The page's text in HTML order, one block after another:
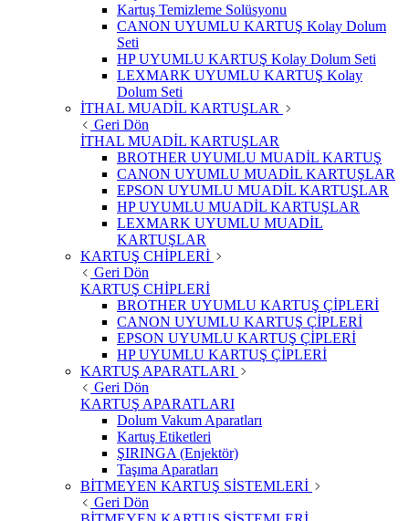
Kartuş Temizleme Solüsyonu
CANON UYUMLU KARTUŞ Kolay Dolum
Seti
HP UYUMLU KARTUŞ Kolay Dolum Seti
LEXMARK UYUMLU KARTUŞ Kolay
Dolum Seti
İTHAL MUADİL KARTUŞLAR
Geri Dön
İTHAL MUADİL KARTUŞLAR
BROTHER UYUMLU MUADİL KARTUŞ
CANON UYUMLU MUADİL KARTUŞLAR
EPSON UYUMLU MUADİL KARTUŞLAR
HP UYUMLU MUADİL KARTUŞLAR
LEXMARK UYUMLU MUADİL
KARTUŞLAR
KARTUŞ CHİPLERİ
Geri Dön
KARTUŞ CHİPLERİ
BROTHER UYUMLU KARTUŞ ÇİPLERİ
CANON UYUMLU KARTUŞ ÇİPLERİ
EPSON UYUMLU KARTUŞ ÇİPLERİ
HP UYUMLU KARTUŞ ÇİPLERİ
KARTUŞ APARATLARI
Geri Dön
KARTUŞ APARATLARI
Dolum Vakum Aparatları
Kartuş Etiketleri
ŞIRINGA (Enjektör)
Taşıma Aparatları
BİTMEYEN KARTUŞ SİSTEMLERİ
Geri Dön